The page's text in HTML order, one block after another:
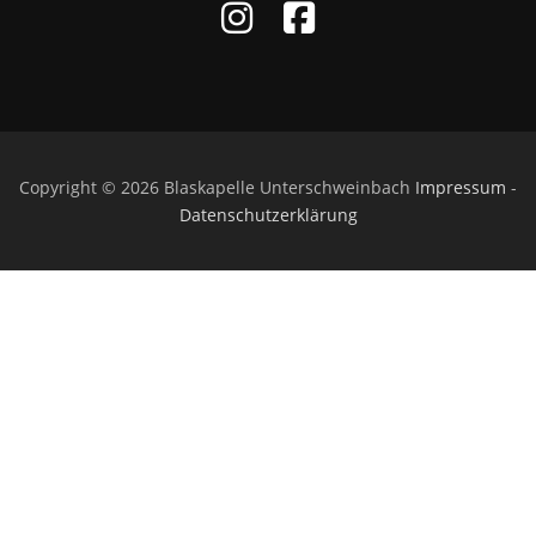
Copyright © 2026 Blaskapelle Unterschweinbach Impressum -
Datenschutzerklärung